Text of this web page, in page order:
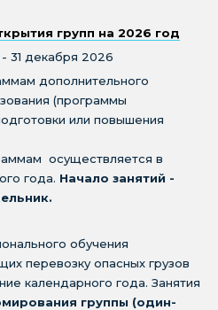
групп на 2026 год
31 декабря 2026
дополнительного
(программы
или повышения
осуществляется в
года. Начало занятий -
обучения
перевозку опасных грузов
календарного года. Занятия
группы (один-